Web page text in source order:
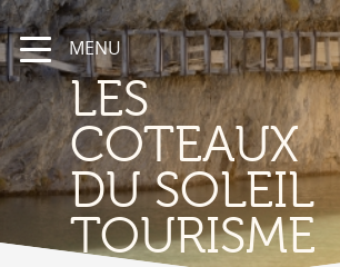
MENU
LES
COTEAUX
DU SOLEIL
TOURISME